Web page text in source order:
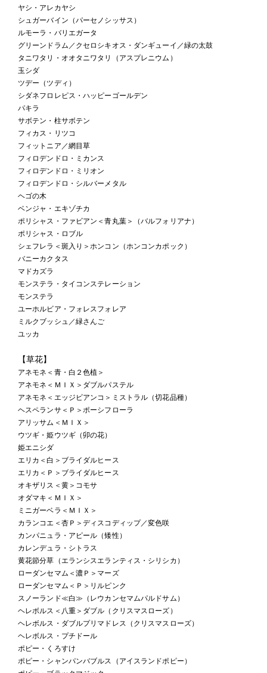
ヤシ・アレカヤシ
シュガーバイン（パーセノシッサス）
ルモーラ・バリエガータ
グリーンドラム／クセロシキオス・ダンギューイ／緑の太鼓
タニワタリ・オオタニワタリ（アスプレニウム）
玉シダ
ツデー（ツディ）
シダネフロレピス・ハッピーゴールデン
パキラ
サボテン・柱サボテン
フィカス・リツコ
フィットニア／網目草
フィロデンドロ・ミカンス
フィロデンドロ・ミリオン
フィロデンドロ・シルバーメタル
ヘゴの木
ベンジャ・エキゾチカ
ポリシャス・ファビアン＜青丸葉＞（バルフォリアナ）
ポリシャス・ロブル
シェフレラ＜斑入り＞ホンコン（ホンコンカポック）
バニーカクタス
マドカズラ
モンステラ・タイコンステレーション
モンステラ
ユーホルビア・フォレスフォレア
ミルクブッシュ／緑さんご
ユッカ
【草花】
アネモネ＜青・白２色植＞
アネモネ＜ＭＩＸ＞ダブルパステル
アネモネ＜エッジビアンコ＞ミストラル（切花品種）
ヘスペランサ＜Ｐ＞ポーシフローラ
アリッサム＜ＭＩＸ＞
ウツギ・姫ウツギ（卯の花）
姫エニシダ
エリカ＜白＞ブライダルヒース
エリカ＜Ｐ＞ブライダルヒース
オキザリス＜黄＞コモサ
オダマキ＜ＭＩＸ＞
ミニガーベラ＜ＭＩＸ＞
カランコエ＜杏Ｐ＞ディスコディップ／変色咲
カンパニュラ・アピール（矮性）
カレンデュラ・シトラス
黄花節分草（エランシスエランティス・シリシカ）
ローダンセマム＜濃Ｐ＞マーズ
ローダンセマム＜Ｐ＞リルピンク
スノーランド≪白≫（レウカンセマムパルドサム）
ヘレボルス＜八重＞ダブル（クリスマスローズ）
ヘレボルス・ダブルプリマドレス（クリスマスローズ）
ヘレボルス・プチドール
ポピー・くろすけ
ポピー・シャンパンバブルス（アイスランドポピー）